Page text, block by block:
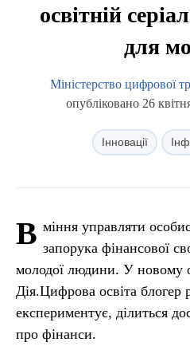
освітній
для
Міністерство цифрової
опубліковано 26
Інновації
В міння управляти
запорука фінансової
молодої людини. У новому
Дія.Цифрова освіта блогер
експериментує, ділиться
про фінанси.